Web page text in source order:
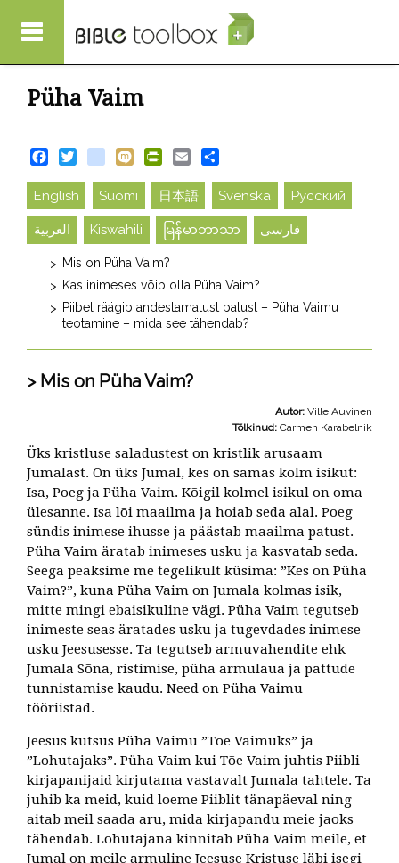
Püha Vaim
FacebookTwitterblogger_post
Mixi PrintFriendly
Email
English Suomi 日本語 Svenska Русский
العربية Kiswahili မြန်မာဘာသာ فارسی
Mis on Püha Vaim?
Kas inimeses võib olla Püha Vaim?
Piibel räägib andestamatust patust – Püha Vaimu
teotamine – mida see tähendab?
Mis on Püha Vaim?
Autor: Ville Auvinen
Tõlkinud: Carmen Karabelnik
Üks kristluse saladustest on kristlik arusaam
Jumalast. On üks Jumal, kes on samas kolm isikut:
Isa, Poeg ja Püha Vaim. Kõigil kolmel isikul on oma
ülesanne. Isa lõi maailma ja hoiab seda alal. Poeg
sündis inimese ihusse ja päästab maailma patust.
Püha Vaim äratab inimeses usku ja kasvatab seda.
Seega peaksime me tegelikult küsima: ”Kes on Püha
Vaim?”, kuna Püha Vaim on Jumala kolmas isik,
mitte mingi ebaisikuline vägi. Püha Vaim tegutseb
inimeste seas äratades usku ja tugevdades inimese
usku Jeesusesse. Ta tegutseb armuvahendite ehk
Jumala Sõna, ristimise, püha armulaua ja pattude
tunnistamise kaudu. Need on Püha Vaimu
tööriistad.
Jeesus kutsus Püha Vaimu ”Tõe Vaimuks” ja
”Lohutajaks”. Püha Vaim kui Tõe Vaim juhtis Piibli
kirjapanijaid kirjutama vastavalt Jumala tahtele. Ta
juhib ka meid, kuid loeme Piiblit tänapäeval ning
aitab meil saada aru, mida kirjapandu meie jaoks
tähendab. Lohutajana kinnitab Püha Vaim meile, et
Jumal on meile armuline Jeesuse Kristuse läbi isegi